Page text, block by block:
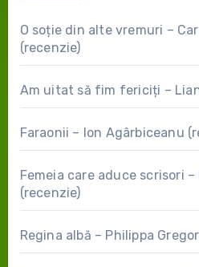
O soție din alte vremuri –
(recenzie)
Am uitat să fim fericiți –
Faraonii – Ion Agârbiceanu
Femeia care aduce scrisori
(recenzie)
Regina albă – Philippa